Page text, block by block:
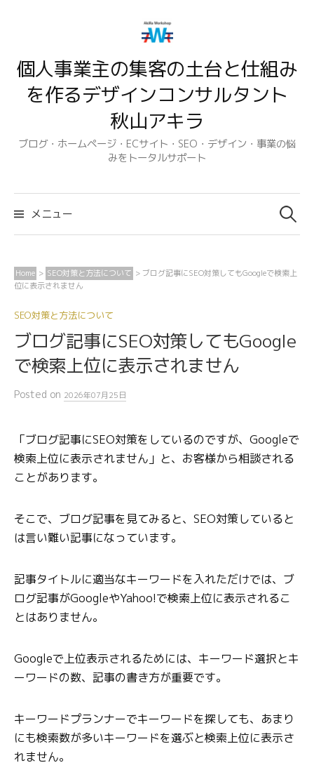
ン
キ
個人事業主の集客の土台と仕組み
を作るデザインコンサルタント
秋山アキラ
ブログ・ホームページ・ECサイト・SEO・デザイン・事業の悩
みをトータルサポート
メニュー
検
索:
Home > SEO対策と方法について > ブログ記事にSEO対策してもGoogleで検索上
位に表示されません
SEO対策と方法について
ブログ記事にSEO対策してもGoogle
で検索上位に表示されません
Posted on 2026年07月25日
「ブログ記事にSEO対策をしているのですが、Googleで
検索上位に表示されません」と、お客様から相談される
ことがあります。
そこで、ブログ記事を見てみると、SEO対策していると
は言い難い記事になっています。
記事タイトルに適当なキーワードを入れただけでは、ブ
ログ記事がGoogleやYahoo!で検索上位に表示されるこ
とはありません。
Googleで上位表示されるためには、キーワード選択とキ
ーワードの数、記事の書き方が重要です。
キーワードプランナーでキーワードを探しても、あまり
にも検索数が多いキーワードを選ぶと検索上位に表示さ
れません。